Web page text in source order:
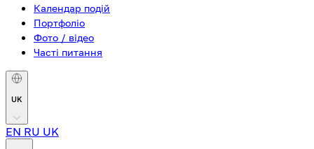
Календар подій
Портфоліо
Фото / відео
Часті питання
UK
EN RU UK